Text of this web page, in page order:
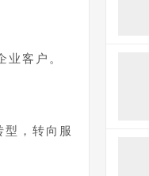
客户。
，转向服